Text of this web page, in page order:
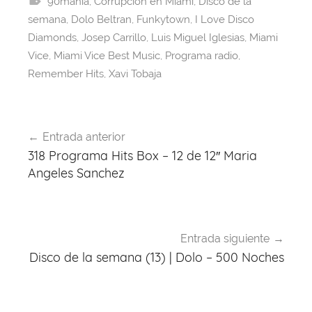
b
o
o
k
d
s
A
p
p
st a
m
semana, Dolo Beltran, Funkytown,
I Love Disco
Diamonds, Josep Carrillo, Luis Miguel Iglesias, Miami
Vice, Miami Vice Best Music, Programa radio,
Remember Hits, Xavi Tobaja
de
entradas
Entrada anterior
318 Programa Hits Box – 12 de 12″ Maria
Angeles Sanchez
Entrada siguiente
Disco de la semana (13) | Dolo – 500 Noches